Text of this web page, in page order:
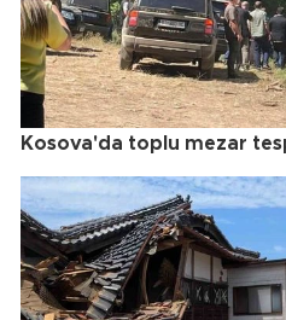
Kosova'da toplu mezar